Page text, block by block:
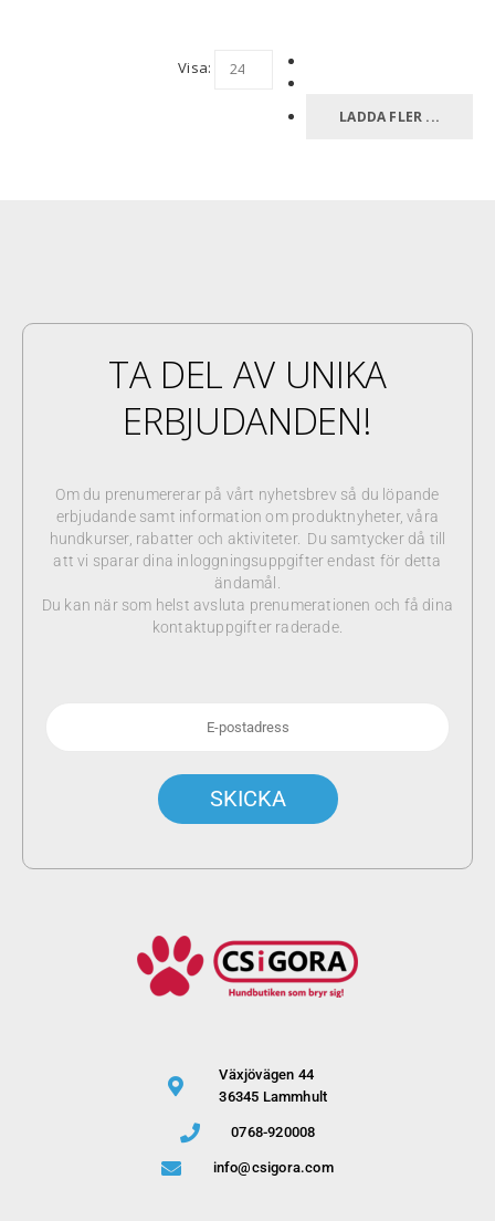
Visa:
LADDA FLER ...
TA DEL AV UNIKA
ERBJUDANDEN!
Om du prenumererar på vårt nyhetsbrev så du löpande
erbjudande samt information om produktnyheter, våra
hundkurser, rabatter och aktiviteter. Du samtycker då till
att vi sparar dina inloggningsuppgifter endast för detta
ändamål.
Du kan när som helst avsluta prenumerationen och få dina
kontaktuppgifter raderade.
Växjövägen 44
36345 Lammhult
0768-920008
info@csigora.com